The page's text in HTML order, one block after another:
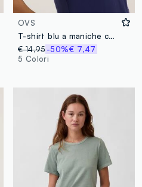
OVS
T-shirt blu a maniche corte in viscosa elasticizzato
€ 14,95 -50%€ 7,47
5 Colori